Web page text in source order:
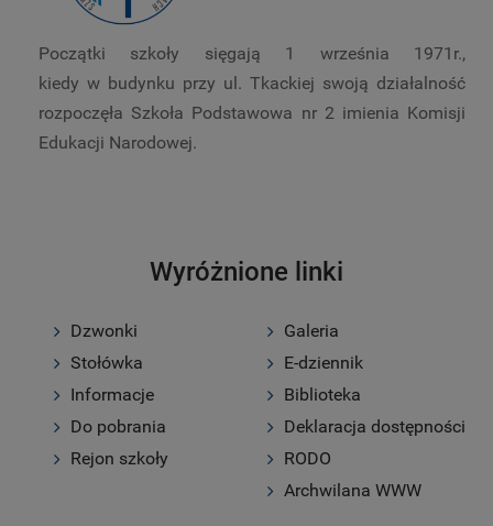
Początki szkoły sięgają 1 września 1971r.,
kiedy w budynku przy ul. Tkackiej swoją działalność
rozpoczęła Szkoła Podstawowa nr 2 imienia Komisji
Edukacji Narodowej.
Wyróżnione linki
Dzwonki
Stołówka
Informacje
Do pobrania
Rejon szkoły
Galeria
E-dziennik
Biblioteka
Deklaracja dostępności
RODO
Archwilana WWW